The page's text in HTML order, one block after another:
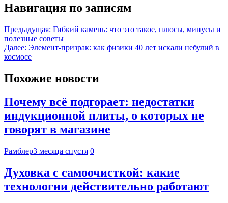
Навигация по записям
Предыдущая: Гибкий камень: что это такое, плюсы, минусы и
полезные советы
Далее: Элемент-призрак: как физики 40 лет искали небулий в
космосе
Похожие новости
Почему всё подгорает: недостатки
индукционной плиты, о которых не
говорят в магазине
Рамблер3 месяца спустя 0
Духовка с самоочисткой: какие
технологии действительно работают